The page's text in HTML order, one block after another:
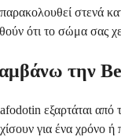
στενά
ότι το σώμα σας
την
εξαρτάται
για ένα χρόνο ή